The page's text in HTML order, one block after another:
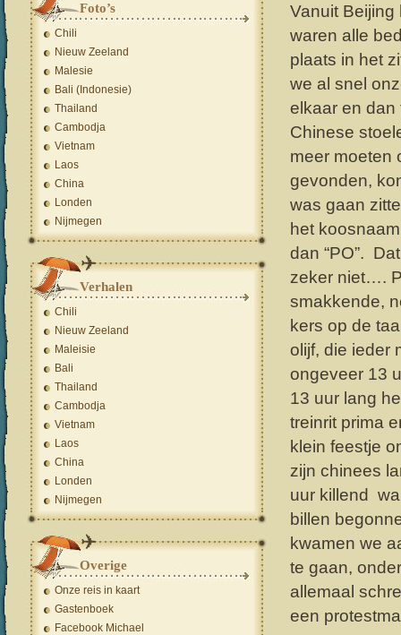
Vanuit
waren alle
plaats in het
we al snel
elkaar en dan
Chinese
meer moeten
gevonden,
was gaan
het
dan “PO”.
zeker niet….
smakkende,
kers op de
olijf, die ieder
ongeveer 13
13 uur lang
treinrit prima
klein feestje
zijn chinees
uur killend
billen
kwamen we
te gaan,
allemaal
een
Foto’s
Chili
Nieuw Zeeland
Malesie
Bali (Indonesie)
Thailand
Cambodja
Vietnam
Laos
China
Londen
Nijmegen
Verhalen
Chili
Nieuw Zeeland
Maleisie
Bali
Thailand
Cambodja
Vietnam
Laos
China
Londen
Nijmegen
Overige
Onze reis in kaart
Gastenboek
Facebook Michael